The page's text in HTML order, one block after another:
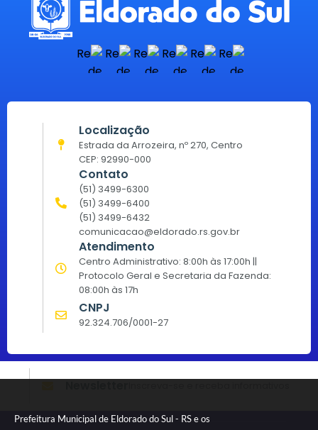
Prefeitura Municipal de Eldorado do Sul - RS e os
Localização
Estrada da Arrozeira, nº 270, Centro
CEP: 92990-000
Contato
(51) 3499-6300
(51) 3499-6400
(51) 3499-6432
comunicacao@eldorado.rs.gov.br
Atendimento
Centro Administrativo: 8:00h às 17:00h ||
Protocolo Geral e Secretaria da Fazenda:
08:00h às 17h
CNPJ
92.324.706/0001-27